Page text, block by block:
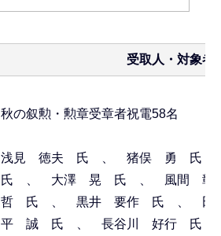
受取人・対象者
秋の叙勲・勲章受章者祝電58名
浅見 徳夫 氏 、 猪俣 勇 氏
氏 、 大澤 晃 氏 、 風間
哲 氏 、 黒井 要作 氏 、
平 誠 氏 、 長谷川 好行 氏